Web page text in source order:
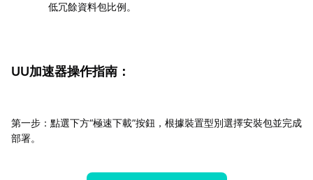
低冗餘資料包比例。
UU加速器操作指南：
第一步：點選下方“極速下載”按鈕，根據裝置型別選擇安裝包並完成
部署。